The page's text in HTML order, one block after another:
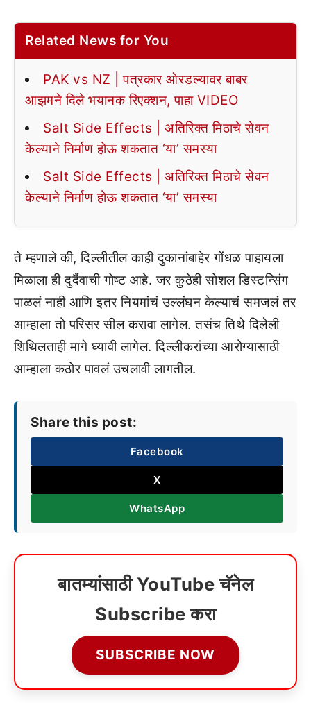
Related News for You
PAK vs NZ | पत्रकार ओरडल्यावर बाबर
आझमने दिले भयानक रिएक्शन, पाहा VIDEO
Salt Side Effects | अतिरिक्त मिठाचे सेवन
केल्याने निर्माण होऊ शकतात ‘या’ समस्या
Salt Side Effects | अतिरिक्त मिठाचे सेवन
केल्याने निर्माण होऊ शकतात ‘या’ समस्या
ते म्हणाले की, दिल्लीतील काही दुकानांबाहेर गोंधळ पाहायला
मिळाला ही दुर्दैवाची गोष्ट आहे. जर कुठेही सोशल डिस्टन्सिंग
पाळलं नाही आणि इतर नियमांचं उल्लंघन केल्याचं समजलं तर
आम्हाला तो परिसर सील करावा लागेल. तसंच तिथे दिलेली
शिथिलताही मागे घ्यावी लागेल. दिल्लीकरांच्या आरोग्यासाठी
आम्हाला कठोर पावलं उचलावी लागतील.
Share this post:
Facebook
X
WhatsApp
बातम्यांसाठी YouTube चॅनेल
Subscribe करा
SUBSCRIBE NOW